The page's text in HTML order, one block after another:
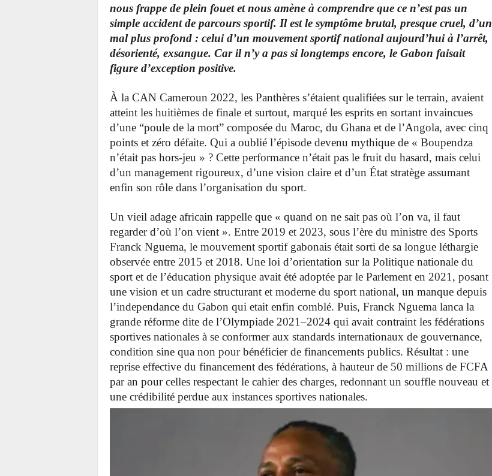
nous frappe de plein fouet et nous amène à comprendre que ce n’est pas un
simple accident de parcours sportif. Il est le symptôme brutal, presque cruel, d’un
mal plus profond : celui d’un mouvement sportif national aujourd’hui à l’arrêt,
désorienté, exsangue. Car il n’y a pas si longtemps encore, le Gabon faisait
figure d’exception positive.
À la CAN Cameroun 2022, les Panthères s’étaient qualifiées sur le terrain, avaient
atteint les huitièmes de finale et surtout, marqué les esprits en sortant invaincues
d’une “poule de la mort” composée du Maroc, du Ghana et de l’Angola, avec cinq
points et zéro défaite. Qui a oublié l’épisode devenu mythique de « Boupendza
n’était pas hors-jeu » ? Cette performance n’était pas le fruit du hasard, mais celui
d’un management rigoureux, d’une vision claire et d’un État stratège assumant
enfin son rôle dans l’organisation du sport.
Un vieil adage africain rappelle que « quand on ne sait pas où l’on va, il faut
regarder d’où l’on vient ». Entre 2019 et 2023, sous l’ère du ministre des Sports
Franck Nguema, le mouvement sportif gabonais était sorti de sa longue léthargie
observée entre 2015 et 2018. Une loi d’orientation sur la Politique nationale du
sport et de l’éducation physique avait été adoptée par le Parlement en 2021, posant
une vision et un cadre structurant et moderne du sport national, un manque depuis
l’independance du Gabon qui etait enfin comblé. Puis, Franck Nguema lanca la
grande réforme dite de l’Olympiade 2021–2024 qui avait contraint les fédérations
sportives nationales à se conformer aux standards internationaux de gouvernance,
condition sine qua non pour bénéficier de financements publics. Résultat : une
reprise effective du financement des fédérations, à hauteur de 50 millions de FCFA
par an pour celles respectant le cahier des charges, redonnant un souffle nouveau et
une crédibilité perdue aux instances sportives nationales.